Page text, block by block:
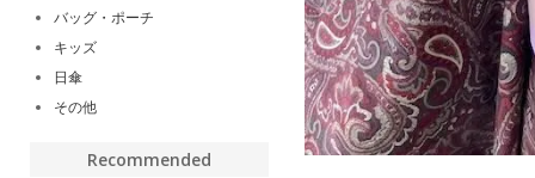
バッグ・ポーチ
キッズ
日傘
その他
Recommended